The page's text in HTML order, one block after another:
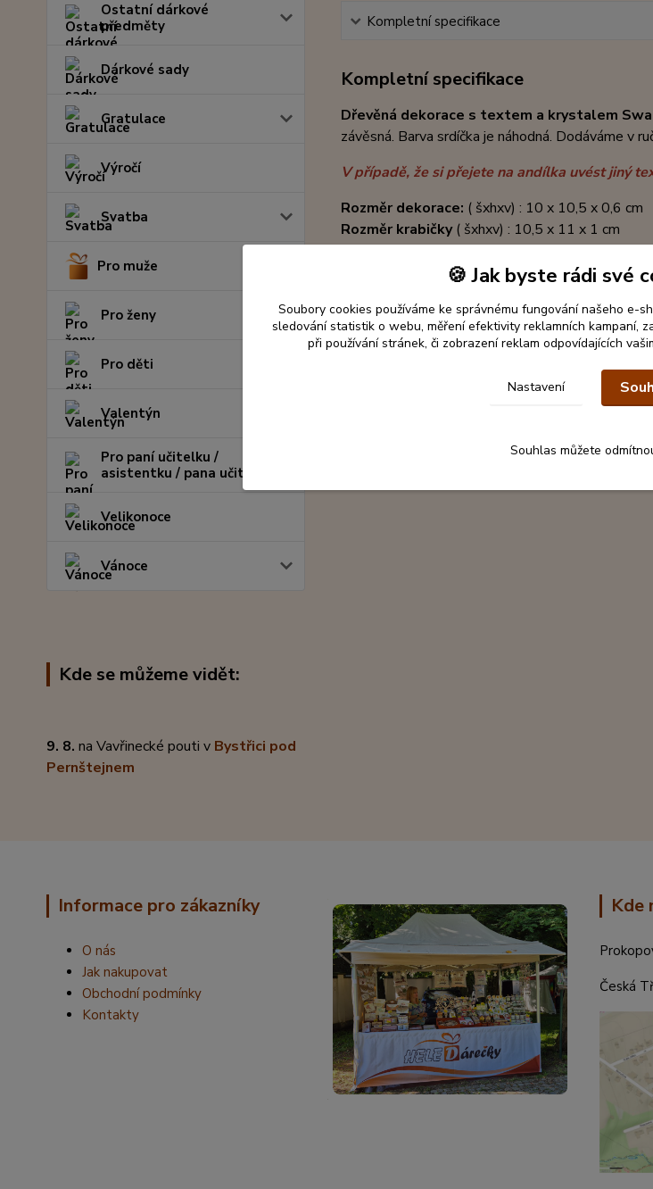
Ostatní dárkové
předměty
Dárkové sady
Gratulace
Výročí
Svatba
Pro muže
Pro ženy
Pro děti
Valentýn
Pro paní učitelku /
asistentku / pana učitele
Velikonoce
Vánoce
Kde se můžeme vidět:
9. 8. na Vavřinecké pouti v Bystřici pod
Pernštejnem
Kompletní specifikace
Kompletní specifikace
Dřevěná dekorace s textem a krystalem
závěsná. Barva srdíčka je náhodná. Dodáváme v
V případě, že si přejete na andílka uvést jiný
Rozměr dekorace: ( šxhxv) : 10 x 10,5 x 0,6 cm
Rozměr krabičky( šxhxv) : 10,5 x 11 x 1 cm
Informace pro zákazníky
O nás
Jak nakupovat
Obchodní podmínky
Kontakty
Kde
Česká
🍪 Jak byste rádi své
Soubory cookies používáme ke správnému fungování našeho e-
sledování statistik o webu, měření efektivity reklamních kampaní,
při používání stránek, či zobrazení reklam odpovídajících
Nastavení
Souhlas můžete